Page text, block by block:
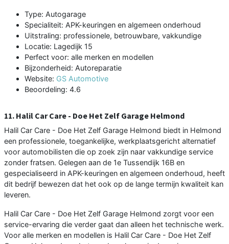
Type: Autogarage
Specialiteit: APK-keuringen en algemeen onderhoud
Uitstraling: professionele, betrouwbare, vakkundige
Locatie: Lagedijk 15
Perfect voor: alle merken en modellen
Bijzonderheid: Autoreparatie
Website: GS Automotive
Beoordeling: 4.6
11. Halil Car Care - Doe Het Zelf Garage Helmond
Halil Car Care - Doe Het Zelf Garage Helmond biedt in Helmond
een professionele, toegankelijke, werkplaatsgericht alternatief
voor automobilisten die op zoek zijn naar vakkundige service
zonder fratsen. Gelegen aan de 1e Tussendijk 16B en
gespecialiseerd in APK-keuringen en algemeen onderhoud, heeft
dit bedrijf bewezen dat het ook op de lange termijn kwaliteit kan
leveren.
Halil Car Care - Doe Het Zelf Garage Helmond zorgt voor een
service-ervaring die verder gaat dan alleen het technische werk.
Voor alle merken en modellen is Halil Car Care - Doe Het Zelf